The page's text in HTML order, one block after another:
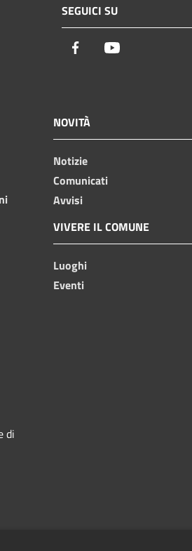
SEGUICI SU
Facebook
NOVITÀ
Notizie
Comunicati
Avvisi
VIVERE IL COMUNE
Luoghi
Eventi
di